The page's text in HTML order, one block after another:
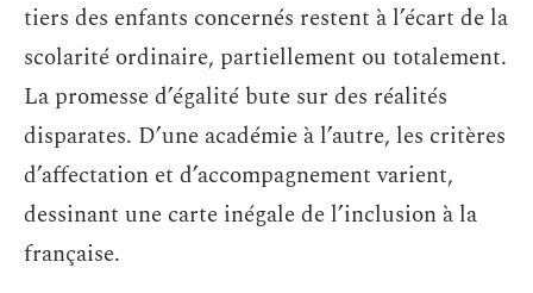
tiers des enfants concernés restent à l’écart de la
scolarité ordinaire, partiellement ou totalement.
La promesse d’égalité bute sur des réalités
disparates. D’une académie à l’autre, les critères
d’affectation et d’accompagnement varient,
dessinant une carte inégale de l’inclusion à la
française.